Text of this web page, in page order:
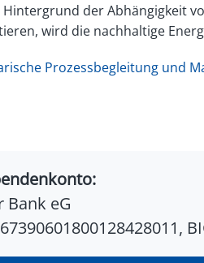
Hintergrund der Abhängigkeit
wird die nachhaltige
Prozessbegleitung und
Bank eG